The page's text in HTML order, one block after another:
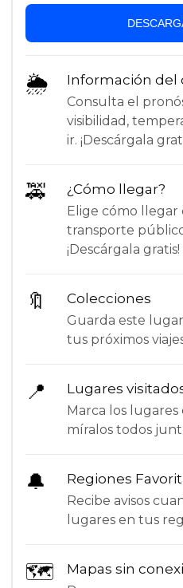
🌦 Información del
Consulta el
visibilidad,
ir. ¡Descárgala
🚕 ¿Cómo llegar?
Elige cómo llegar
transporte
¡Descárgala gratis!
🔖 Colecciones
Guarda este
tus próximos
📍 Lugares
Marca los
míralos todos
🔔 Regiones
Recibe avisos
lugares en tus
🗺 Mapas sin